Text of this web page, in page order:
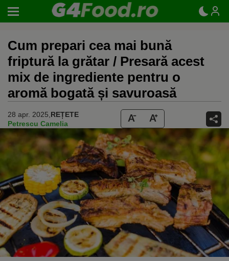
Cum prepari cea mai bună
friptură la grătar / Presară acest
mix de ingrediente pentru o
aromă bogată și savuroasă
28 apr. 2025, REȚETE
Petrescu Camelia